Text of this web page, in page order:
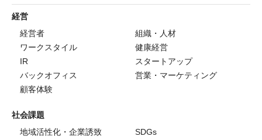
経営
経営者
組織・人材
ワークスタイル
健康経営
IR
スタートアップ
バックオフィス
営業・マーケティング
顧客体験
社会課題
地域活性化・企業誘致
SDGs